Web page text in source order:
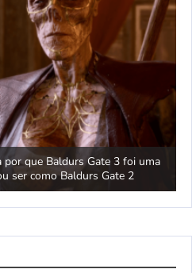
por que Baldurs Gate 3 foi uma
ser como Baldurs Gate 2